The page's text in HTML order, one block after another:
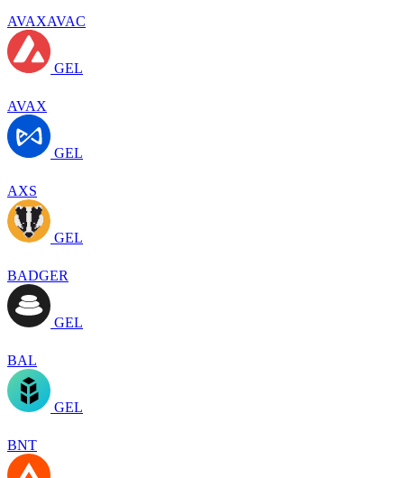
AVAXAVAC
GEL
AVAX
GEL
AXS
GEL
BADGER
GEL
BAL
GEL
BNT